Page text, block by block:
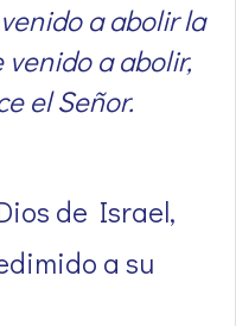
a abolir la
venido a abolir,
el Señor.
de Israel,
a su